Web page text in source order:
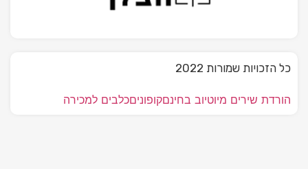
כל הזכויות שמורות 2022
הורדת שירים מיוטיוב בחינםקופוניםכלבים למכירה